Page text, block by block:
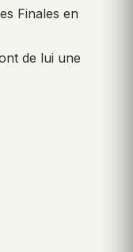
Finales en
de lui une